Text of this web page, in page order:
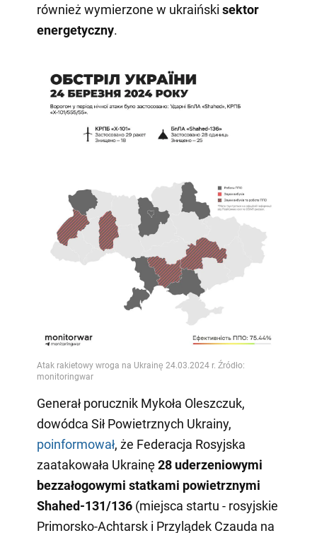
również wymierzone w ukraiński sektor
energetyczny.
Generał porucznik Mykoła Oleszczuk,
dowódca Sił Powietrznych Ukrainy,
poinformował, że Federacja Rosyjska
zaatakowała Ukrainę28 uderzeniowymi
bezzałogowymi statkami powietrznymi
Shahed-131/136(miejsca startu - rosyjskie
Primorsko-Achtarsk i Przylądek Czauda na